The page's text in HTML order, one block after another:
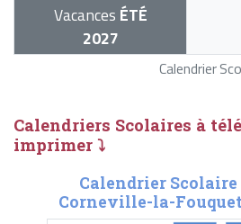
Calendrier
Vacances ÉTÉ
2027
Calendriers Scolaires à
imprimer ⤵
Calendrier Scolaire
Corneville-la-